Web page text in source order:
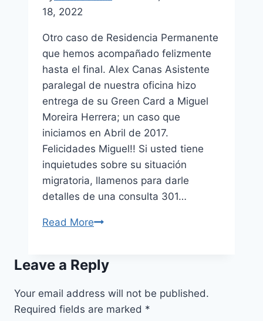
18, 2022
Otro caso de Residencia Permanente
que hemos acompañado felizmente
hasta el final. Alex Canas Asistente
paralegal de nuestra oficina hizo
entrega de su Green Card a Miguel
Moreira Herrera; un caso que
iniciamos en Abril de 2017.
Felicidades Miguel!! Si usted tiene
inquietudes sobre su situación
migratoria, llamenos para darle
detalles de una consulta 301…
Read More
Leave a Reply
Your email address will not be published.
Required fields are marked *